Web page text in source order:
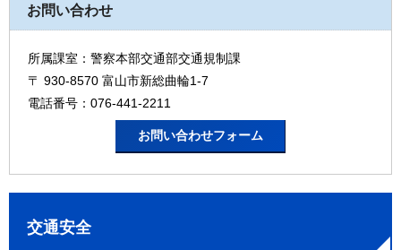
お問い合わせ
所属課室：警察本部交通部交通規制課
〒 930-8570 富山市新総曲輪1-7
電話番号：076-441-2211
交通安全